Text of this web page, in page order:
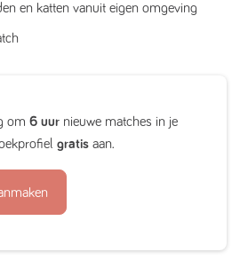
en katten vanuit eigen omgeving
om 6 uur nieuwe matches in je
gratis aan.